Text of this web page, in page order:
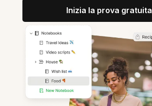
Inizia la prova gratuita